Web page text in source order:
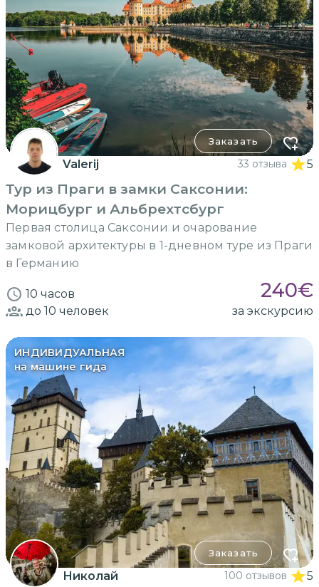
Заказать
Valerij 33 отзыва 5
Тур из Праги в замки Саксонии:
Морицбург и Альбрехтсбург
Первая столица Саксонии и очарование
замковой архитектуры в 1-дневном туре из Праги
в Германию
10 часов 240€
до 10 человек за экскурсию
ИНДИВИДУАЛЬНАЯ
на машине гида
Заказать
Николай 100 отзывов 5